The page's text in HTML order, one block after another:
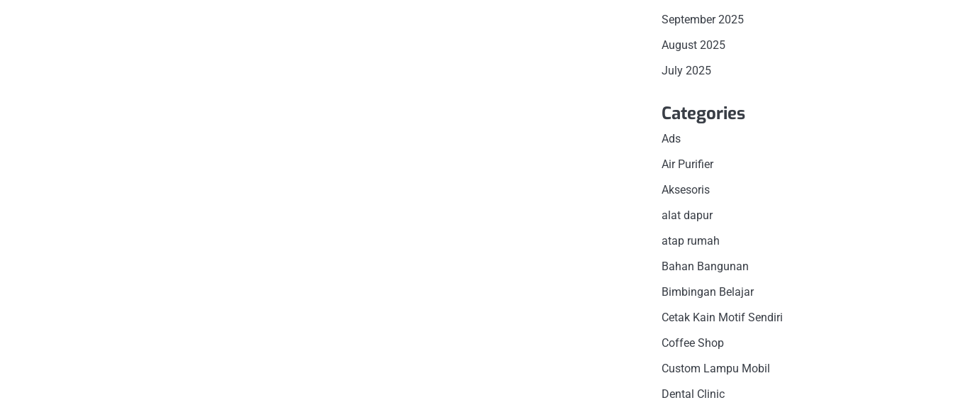
September 2025
August 2025
July 2025
Categories
Ads
Air Purifier
Aksesoris
alat dapur
atap rumah
Bahan Bangunan
Bimbingan Belajar
Cetak Kain Motif Sendiri
Coffee Shop
Custom Lampu Mobil
Dental Clinic